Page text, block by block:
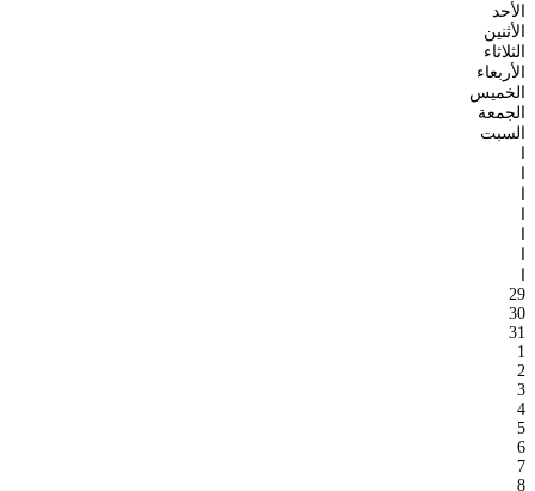
الأحد
الأثنين
الثلاثاء
الأربعاء
الخميس
الجمعة
السبت
ا
ا
ا
ا
ا
ا
ا
29
30
31
1
2
3
4
5
6
7
8